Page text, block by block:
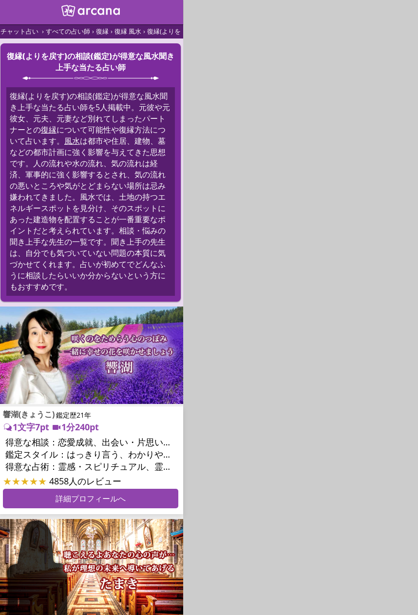
チャット占い すべての占い師 復縁 復縁 風水 復縁(よりを戻す)の相談(鑑定)が得意な風水聞き上手な当たる占い師
復縁(よりを戻す)の相談(鑑定)が得意な風水聞き
上手な当たる占い師
復縁(よりを戻す)の相談(鑑定)が得意な風水聞
き上手な当たる占い師を5人掲載中。元彼や元
彼女、元夫、元妻など別れてしまったパート
ナーとの復縁について可能性や復縁方法につ
いて占います。 風水は都市や住居、建物、墓
などの都市計画に強く影響を与えてきた思想
です。人の流れや水の流れ、気の流れは経
済、軍事的に強く影響するとされ、気の流れ
の悪いところや気がとどまらない場所は忌み
嫌われてきました。風水では、土地の持つエ
ネルギースポットを見分け、そのスポットに
あった建造物を配置することが一番重要なポ
イントだと考えられています。相談・悩みの
聞き上手な先生の一覧です。聞き上手の先生
は、自分でも気づいていない問題の本質に気
づかせてくれます。占いが初めてでどんなふ
うに相談したらいいか分からないという方に
もおすすめです。
響湖(きょうこ)鑑定歴21年
1文字7pt
1分240pt
得意な相談：
恋愛成就、出会い・片思い、相手の気持ち、相性、結婚、男心・女心、二人の今後、複雑な恋愛、三角関係、不倫、復縁、離婚、同性愛・LGBT、人間関係、職場の人間関係、対人関係、仕事運、適職、転職、進路、就職、人生全般、使命、経営相談、人事、開業、夢、目標、ビジネスチャンス、パワーハラスメント、セクシャルハラスメント、家族関係、夫婦関係、家庭問題、夫婦問題、親族問題、育児・子育て、シングルマザー、ドメスティックバイオレンス、相続関係、美容、精神問題、心の問題、うつ、トラウマ、ストレス、いじめ、人生相談、霊的問題、守護霊様、前世、夢診断、ペットの気持ち、ペットへのヒーリング、パワーストーン選択、引越し・転居、方位、開運指導、健康運、金運、ご近所問題、縁切り
鑑定スタイル：
はっきり言う、わかりやすい、簡潔、的確、納得感、情報量が多い、友達のように相談できる、聞き上手、じっくり聞いてくれる、深く濃厚、実力派
得意な占術：
霊感・スピリチュアル、霊視、霊聴、透視、過去視、前世・来世、波動修正、オーラ、エネルギー調整、チャクラ、ペットの気持ち、タロット、オラクルカード、算命学、風水、姓名判断、九星気学、四柱推命、数秘術、夢診断、人相(顔相)、ダウジング、ルーン、パワーストーン、水晶、ヒーリング、レイキ、カウンセリング、オリジナル占術
★★★★★ 4858人のレビュー
詳細プロフィールへ